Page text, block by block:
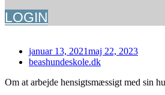
LOGIN
januar 13, 2021maj 22, 2023
beashundeskole.dk
Om at arbejde hensigtsmæssigt med sin